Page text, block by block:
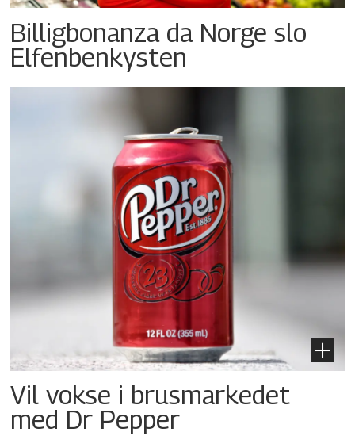
Billigbonanza da Norge slo
Elfenbenkysten
Vil vokse i brusmarkedet
med Dr Pepper